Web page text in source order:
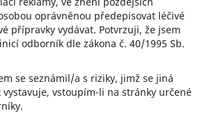
oprávněnou předepisovat léčivé
přípravky vydávat. Potvrzuji, že jsem
odborník dle zákona č. 40/1995 Sb.
vstoupím-li na stránky určené